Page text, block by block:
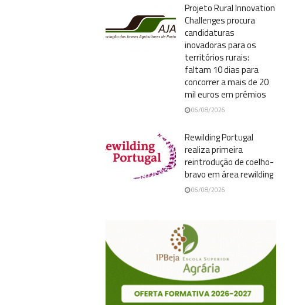
Projeto Rural Innovation
Challenges procura
candidaturas
inovadoras para os
territórios rurais:
faltam 10 dias para
concorrer a mais de 20
mil euros em prémios
06/08/2026
Rewilding Portugal
realiza primeira
reintrodução de coelho-
bravo em área rewilding
06/08/2026